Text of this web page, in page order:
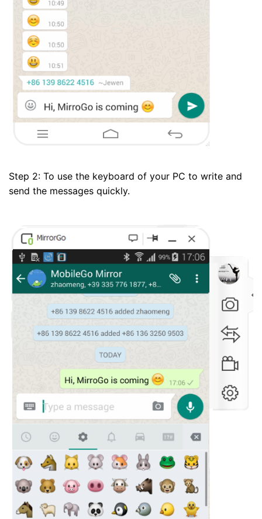
Step 2: To use the keyboard of your PC to write and
send the messages quickly.